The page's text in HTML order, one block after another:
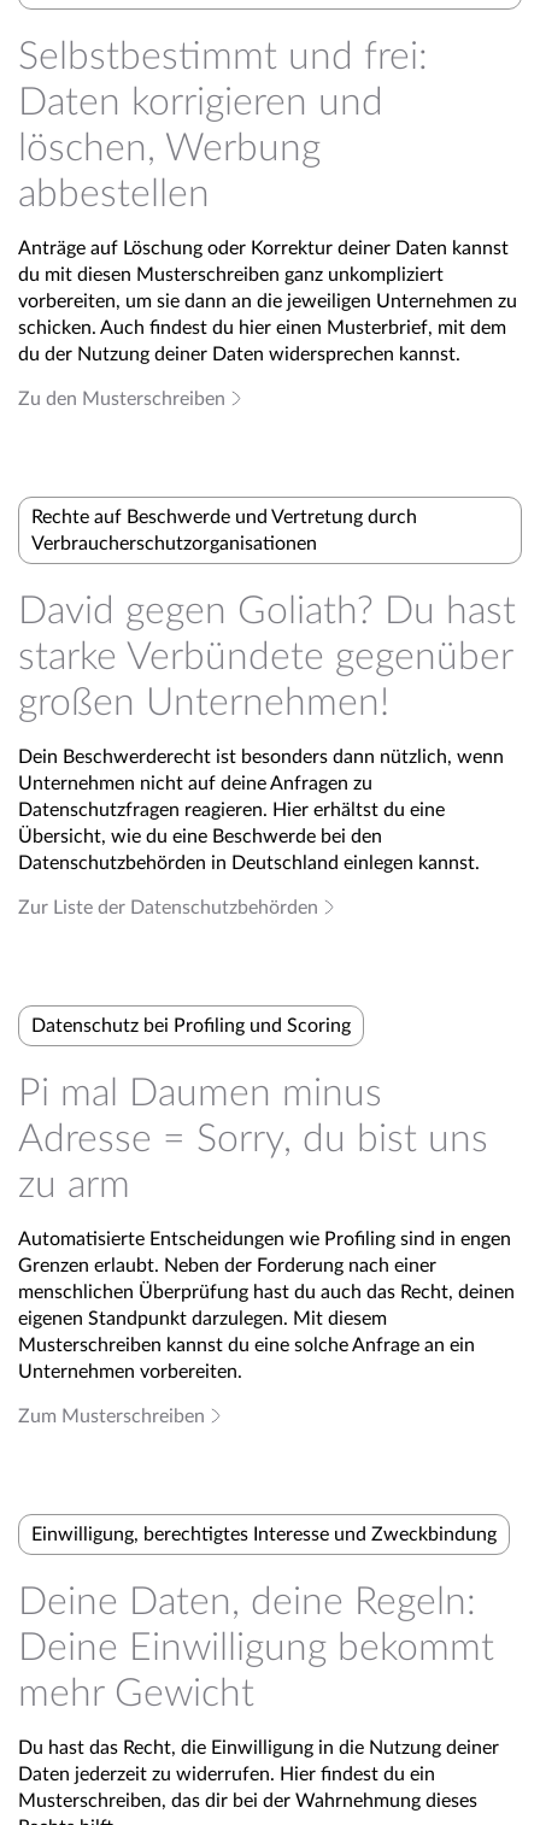
Selbstbestimmt und frei:
Daten korrigieren und
löschen, Werbung
abbestellen
Anträge auf Löschung oder Korrektur deiner Daten kannst
du mit diesen Musterschreiben ganz unkompliziert
vorbereiten, um sie dann an die jeweiligen Unternehmen zu
schicken. Auch findest du hier einen Musterbrief, mit dem
du der Nutzung deiner Daten widersprechen kannst.
Zu den Musterschreiben
Rechte auf Beschwerde und Vertretung durch
Verbraucherschutzorganisationen
David gegen Goliath? Du hast
starke Verbündete gegenüber
großen Unternehmen!
Dein Beschwerderecht ist besonders dann nützlich, wenn
Unternehmen nicht auf deine Anfragen zu
Datenschutzfragen reagieren. Hier erhältst du eine
Übersicht, wie du eine Beschwerde bei den
Datenschutzbehörden in Deutschland einlegen kannst.
Zur Liste der Datenschutzbehörden
Datenschutz bei Profiling und Scoring
Pi mal Daumen minus
Adresse = Sorry, du bist uns
zu arm
Automatisierte Entscheidungen wie Profiling sind in engen
Grenzen erlaubt. Neben der Forderung nach einer
menschlichen Überprüfung hast du auch das Recht, deinen
eigenen Standpunkt darzulegen. Mit diesem
Musterschreiben kannst du eine solche Anfrage an ein
Unternehmen vorbereiten.
Zum Musterschreiben
Einwilligung, berechtigtes Interesse und Zweckbindung
Deine Daten, deine Regeln:
Deine Einwilligung bekommt
mehr Gewicht
Du hast das Recht, die Einwilligung in die Nutzung deiner
Daten jederzeit zu widerrufen. Hier findest du ein
Musterschreiben, das dir bei der Wahrnehmung dieses